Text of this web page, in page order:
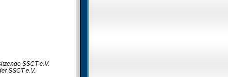
SSCT e.V.
SSCT e.V.